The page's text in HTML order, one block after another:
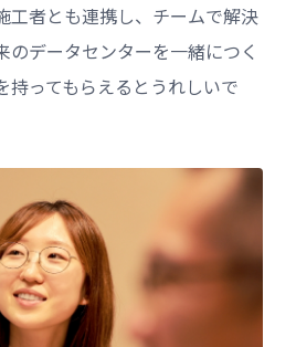
工者とも連携し、チームで解決
のデータセンターを一緒につく
持ってもらえるとうれしいで